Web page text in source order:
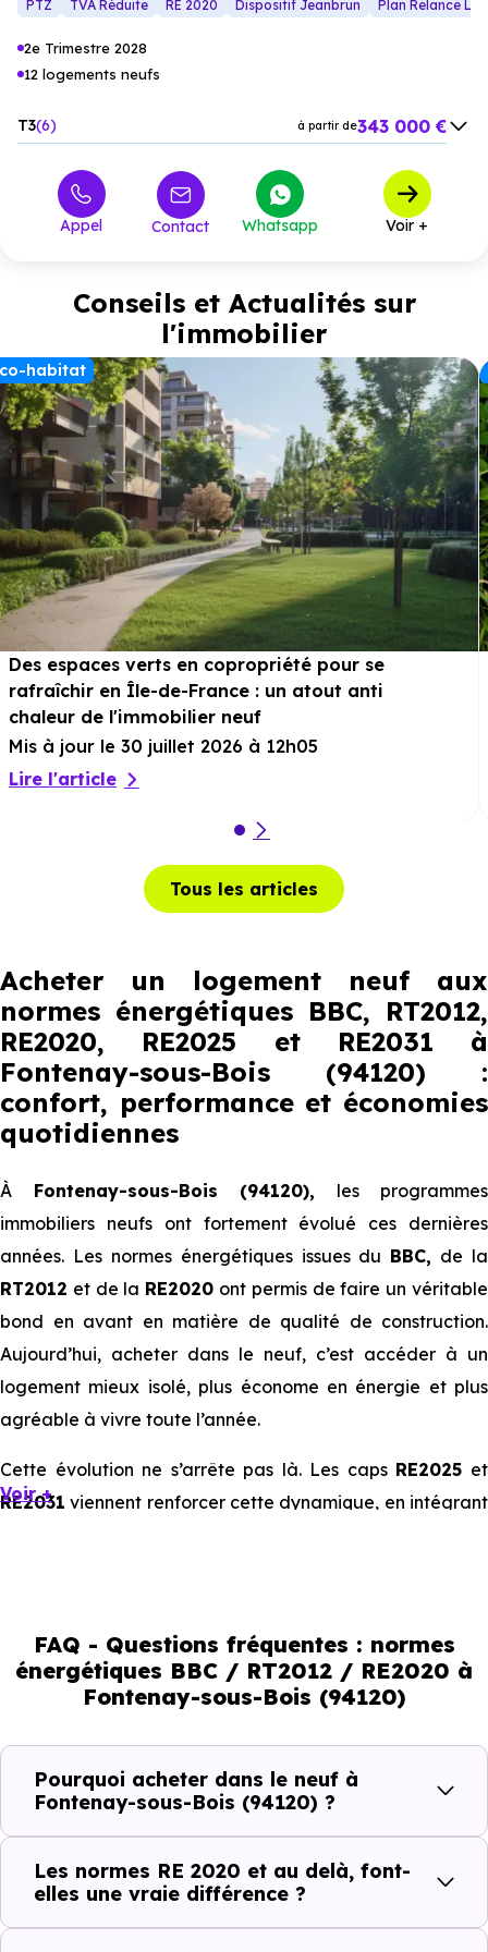
PTZ TVA Réduite RE 2020 Dispositif Jeanbrun Plan Relance
2e Trimestre 2028
12 logements neufs
T3 6 à partir de343 000 €
Appel Contact Whatsapp Voir +
Conseils et Actualités sur
l'immobilier
habitat
Des espaces verts en copropriété pour se
rafraîchir en Île-de-France : un atout anti
chaleur de l'immobilier neuf
Mis à jour le 30 juillet 2026 à 12h05
Lire l'article
Tous les articles
Acheter un logement neuf aux
normes énergétiques BBC, RT2012,
RE2020, RE2025 et RE2031 à
Fontenay-sous-Bois (94120) :
confort, performance et économies
quotidiennes
À Fontenay-sous-Bois (94120), les programmes
immobiliers neufs ont fortement évolué ces dernières
années. Les normes énergétiques issues du BBC, de la
RT2012 et de la RE2020 ont permis de faire un véritable
bond en avant en matière de qualité de construction.
Aujourd’hui, acheter dans le neuf, c’est accéder à un
logement mieux isolé, plus économe en énergie et plus
agréable à vivre toute l’année.
Cette évolution ne s’arrête pas là. Les caps RE2025 et
RE2031 viennent renforcer cette dynamique, en intégrant
immobilier, en valorisant les biens les plus performants.
En résumé :
Normes énergétiques de
l’immobilier neuf
Isolations thermiques
et phoniques
Voir +
FAQ - Questions fréquentes : normes
énergétiques BBC / RT2012 / RE2020 à
Fontenay-sous-Bois (94120)
Pourquoi acheter dans le neuf à
Fontenay-sous-Bois (94120) ?
Les normes RE 2020 et au delà, font-
elles une vraie différence ?